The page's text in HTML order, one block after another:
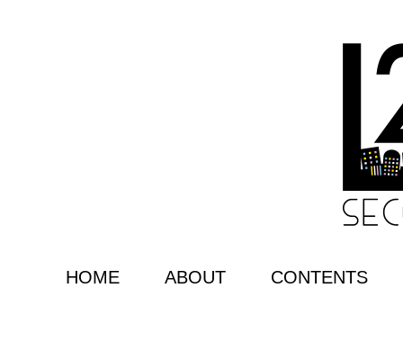
HOME ABOUT CONTENTS